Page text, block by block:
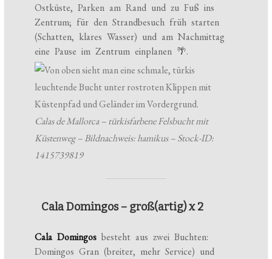
Ostküste, Parken am Rand und zu Fuß ins
Zentrum; für den Strandbesuch früh starten
(Schatten, klares Wasser) und am Nachmittag
eine Pause im Zentrum einplanen 🌴.
Calas de Mallorca – türkisfarbene Felsbucht mit
Küstenweg – Bildnachweis: hamikus – Stock-ID:
1415739819
Cala Domingos – groß(artig) x 2
Cala Domingos besteht aus zwei Buchten:
Domingos Gran (breiter, mehr Service) und